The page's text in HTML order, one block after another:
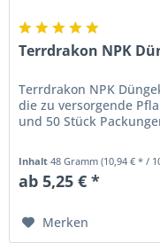
Terrdrakon NPK
Terrdrakon NPK
die zu versorgende
und 50 Stück
Inhalt48 Gramm(10,94 € * /
ab 5,25 € *
Merken